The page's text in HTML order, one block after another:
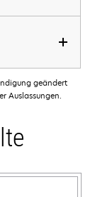
geändert
Auslassungen.